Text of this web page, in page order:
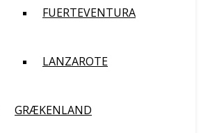
FUERTEVENTURA
LANZAROTE
GRÆKENLAND